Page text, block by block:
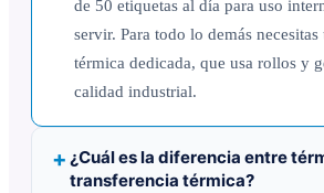
de 50 etiquetas al día para uso
servir. Para todo lo demás
térmica dedicada, que usa rollos y
calidad industrial.
¿Cuál es la diferencia entre
transferencia térmica?